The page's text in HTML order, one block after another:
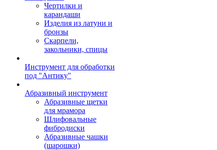
Чертилки и
карандаши
Изделия из латуни и
бронзы
Скарпели,
закольники, спицы
Инструмент для обработки
под "Антику"
Абразивный инструмент
Абразивные щетки
для мрамора
Шлифовальные
фибродиски
Абразивные чашки
(шарошки)